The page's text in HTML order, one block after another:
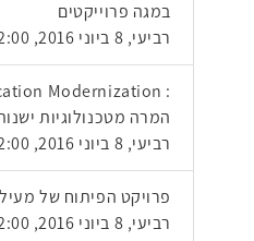
במגה פרוייקטים
רביעי, 8 ביוני 2016, 12:00
המרה מטכנולוגיות
רביעי, 8 ביוני 2016, 12:00
פרויקט הפיתוח של
רביעי, 8 ביוני 2016, 12:00